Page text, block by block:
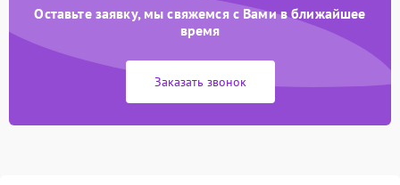
Оставьте заявку, мы свяжемся с Вами в ближайшее
время
Заказать звонок